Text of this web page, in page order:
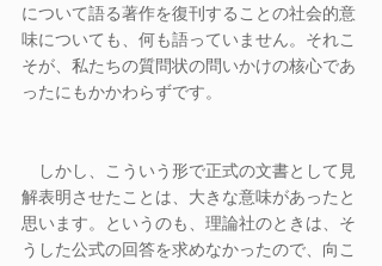
について語る著作を復刊することの社会的意
味についても、何も語っていません。それこ
そが、私たちの質問状の問いかけの核心であ
ったにもかかわらずです。
しかし、こういう形で正式の文書として見
解表明させたことは、大きな意味があったと
思います。というのも、理論社のときは、そ
うした公式の回答を求めなかったので、向こ